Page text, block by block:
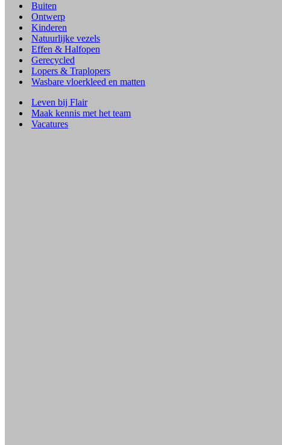
Buiten
Ontwerp
Kinderen
Natuurlijke vezels
Effen & Halfopen
Gerecycled
Lopers & Traplopers
Wasbare vloerkleed en matten
Leven bij Flair
Maak kennis met het team
Vacatures